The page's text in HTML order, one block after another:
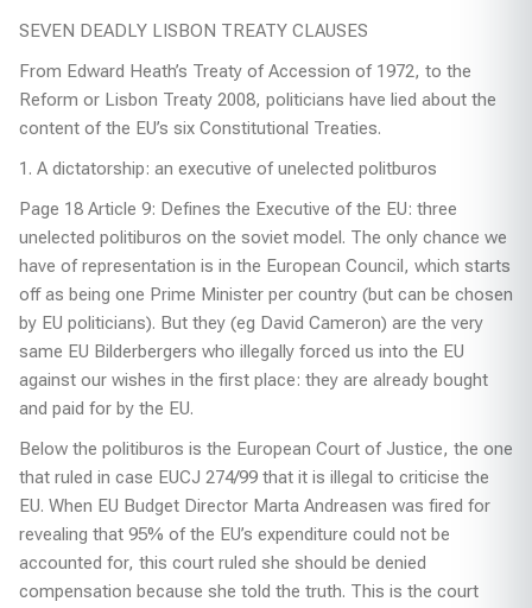
SEVEN DEADLY LISBON TREATY CLAUSES
From Edward Heath’s Treaty of Accession of 1972, to the
Reform or Lisbon Treaty 2008, politicians have lied about the
content of the EU’s six Constitutional Treaties.
1. A dictatorship: an executive of unelected politburos
Page 18 Article 9: Defines the Executive of the EU: three
unelected politiburos on the soviet model. The only chance we
have of representation is in the European Council, which starts
off as being one Prime Minister per country (but can be chosen
by EU politicians). But they (eg David Cameron) are the very
same EU Bilderbergers who illegally forced us into the EU
against our wishes in the first place: they are already bought
and paid for by the EU.
Below the politiburos is the European Court of Justice, the one
that ruled in case EUCJ 274/99 that it is illegal to criticise the
EU. When EU Budget Director Marta Andreasen was fired for
revealing that 95% of the EU’s expenditure could not be
accounted for, this court ruled she should be denied
compensation because she told the truth. This is the court